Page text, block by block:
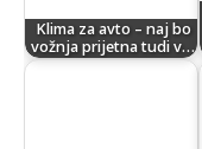
Klima za avto – naj bo
vožnja prijetna tudi v…